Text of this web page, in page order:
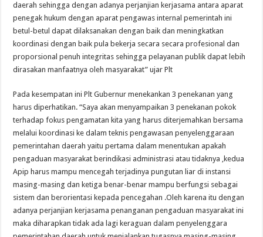
daerah sehingga dengan adanya perjanjian kerjasama antara aparat
penegak hukum dengan aparat pengawas internal pemerintah ini
betul-betul dapat dilaksanakan dengan baik dan meningkatkan
koordinasi dengan baik pula bekerja secara secara profesional dan
proporsional penuh integritas sehingga pelayanan publik dapat lebih
dirasakan manfaatnya oleh masyarakat” ujar Plt
Pada kesempatan ini Plt Gubernur menekankan 3 penekanan yang
harus diperhatikan. “Saya akan menyampaikan 3 penekanan pokok
terhadap fokus pengamatan kita yang harus diterjemahkan bersama
melalui koordinasi ke dalam teknis pengawasan penyelenggaraan
pemerintahan daerah yaitu pertama dalam menentukan apakah
pengaduan masyarakat berindikasi administrasi atau tidaknya ,kedua
Apip harus mampu mencegah terjadinya pungutan liar di instansi
masing-masing dan ketiga benar-benar mampu berfungsi sebagai
sistem dan berorientasi kepada pencegahan .Oleh karena itu dengan
adanya perjanjian kerjasama penanganan pengaduan masyarakat ini
maka diharapkan tidak ada lagi keraguan dalam penyelenggara